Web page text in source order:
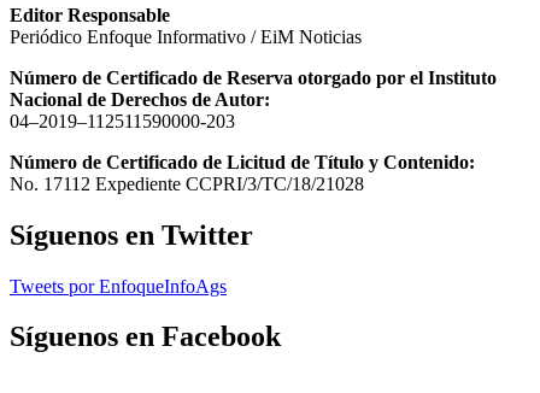
Editor Responsable
Periódico Enfoque Informativo / EiM Noticias
Número de Certificado de Reserva otorgado por el Instituto
Nacional de Derechos de Autor:
04–2019–112511590000-203
Número de Certificado de Licitud de Título y Contenido:
No. 17112 Expediente CCPRI/3/TC/18/21028
Síguenos en Twitter
Tweets por EnfoqueInfoAgs
Síguenos en Facebook